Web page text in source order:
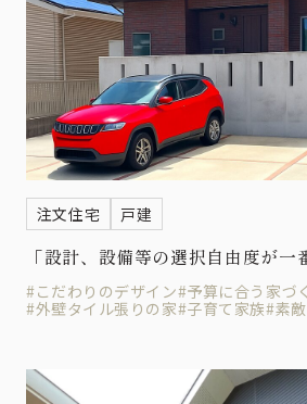
注文住宅 戸建
「設計、設備等の選択自由度が一
#こだわりのデザイン#予算に合う家づ
#外壁タイル張りの家#子育て家族#素